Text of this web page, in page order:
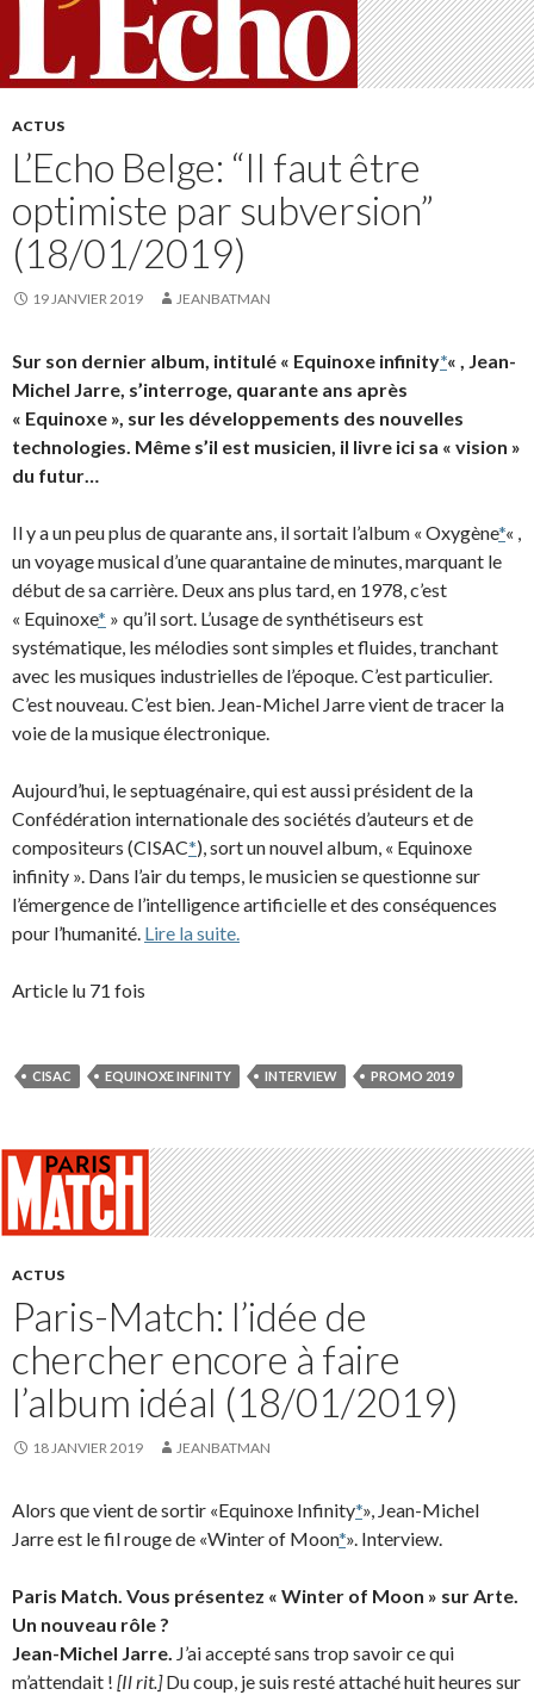
ACTUS
L’Echo Belge: “Il faut être
optimiste par subversion”
(18/01/2019)
19 JANVIER 2019 JEANBATMAN
Sur son dernier album, intitulé « Equinoxe infinity*« , Jean-
Michel Jarre, s’interroge, quarante ans après
« Equinoxe », sur les développements des nouvelles
technologies. Même s’il est musicien, il livre ici sa « vision »
du futur…
Il y a un peu plus de quarante ans, il sortait l’album « Oxygène*« ,
un voyage musical d’une quarantaine de minutes, marquant le
début de sa carrière. Deux ans plus tard, en 1978, c’est
« Equinoxe* » qu’il sort. L’usage de synthétiseurs est
systématique, les mélodies sont simples et fluides, tranchant
avec les musiques industrielles de l’époque. C’est particulier.
C’est nouveau. C’est bien. Jean-Michel Jarre vient de tracer la
voie de la musique électronique.
Aujourd’hui, le septuagénaire, qui est aussi président de la
Confédération internationale des sociétés d’auteurs et de
compositeurs (CISAC*), sort un nouvel album, « Equinoxe
infinity ». Dans l’air du temps, le musicien se questionne sur
l’émergence de l’intelligence artificielle et des conséquences
pour l’humanité. Lire la suite.
Article lu 71 fois
CISAC EQUINOXE INFINITY INTERVIEW PROMO 2019
ACTUS
Paris-Match: l’idée de
chercher encore à faire
l’album idéal (18/01/2019)
18 JANVIER 2019 JEANBATMAN
Alors que vient de sortir «Equinoxe Infinity*», Jean-Michel
Jarre est le fil rouge de «Winter of Moon*». Interview.
Paris Match. Vous présentez « Winter of Moon » sur Arte.
Un nouveau rôle ?
Jean-Michel Jarre. J’ai accepté sans trop savoir ce qui
m’attendait ! [Il rit.]Du coup, je suis resté attaché huit heures sur